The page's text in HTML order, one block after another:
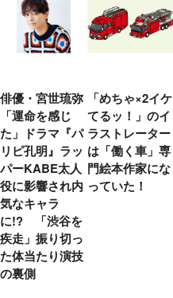
俳優・宮世琉弥
「運命を感じ
た」ドラマ『パ
リピ孔明』ラッ
パーKABE太人
役に影響され内
気なキャラ
に!? 「渋谷を
疾走」振り切っ
た体当たり演技
の裏側
「めちゃ×2イケ
てるッ！」のイ
ラストレーター
は「働く車」専
門絵本作家にな
っていた！